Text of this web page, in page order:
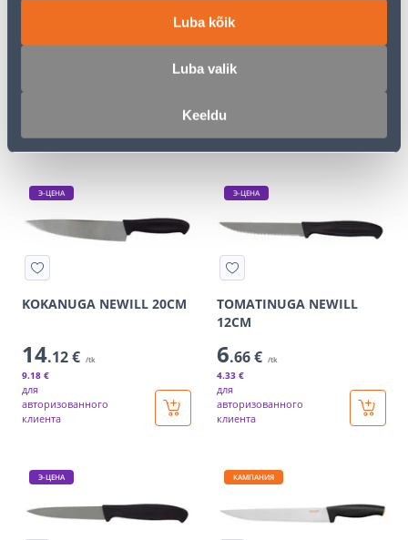
Luba kõik
Luba valik
Keeldu
7
клиента
9.72 €
авторизованного
Э-ЦЕНА
KOKANUGA NEWILL 20CM
14.12 € /tk
9.18 €
для
авторизованного
клиента
Э-ЦЕНА
TOMATINUGA NEWILL
12CM
6.66 € /tk
4.33 €
для
авторизованного
клиента
Э-ЦЕНА КАМПАНИЯ